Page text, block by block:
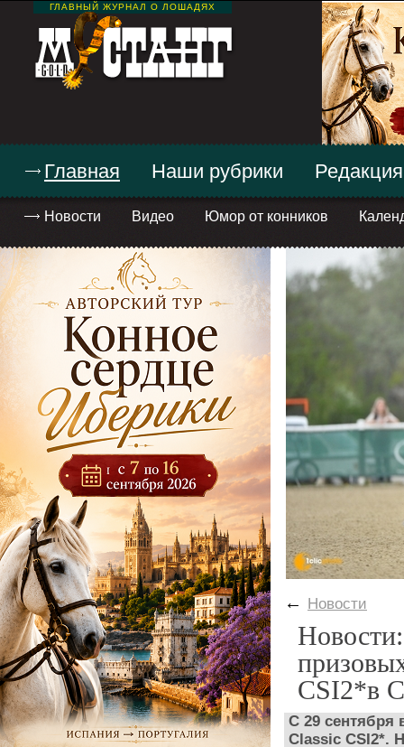
ГЛАВНЫЙ ЖУРНАЛ О ЛОШАДЯХ
Главная
Новости Видео Юмор от конников
Наши рубрики Редакция
← Новости
CSI2*в
С 29 сентября
Classic CSI2*.